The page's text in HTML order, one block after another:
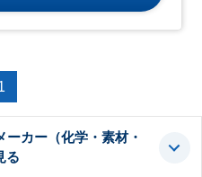
カー（化学・素材・
る